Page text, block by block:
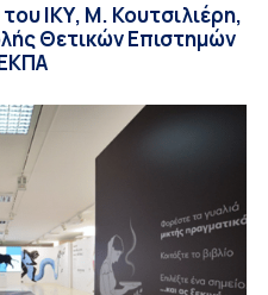
ΙΚΥ, Μ. Κουτσιλιέρη,
Θετικών Επιστημών